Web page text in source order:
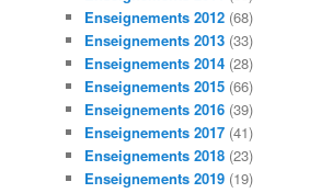
Enseignements 2012 (68)
Enseignements 2013 (33)
Enseignements 2014 (28)
Enseignements 2015 (66)
Enseignements 2016 (39)
Enseignements 2017 (41)
Enseignements 2018 (23)
Enseignements 2019 (19)